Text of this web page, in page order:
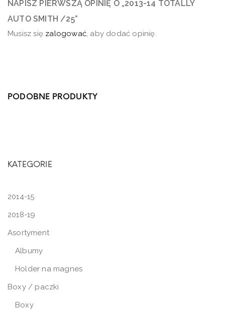
NAPISZ PIERWSZĄ OPINIĘ O „2013-14 TOTALLY
AUTO SMITH /25”
Musisz się zalogować, aby dodać opinię.
PODOBNE PRODUKTY
KATEGORIE
2014-15
2018-19
Asortyment
Albumy
Holder na magnes
Boxy / paczki
Boxy